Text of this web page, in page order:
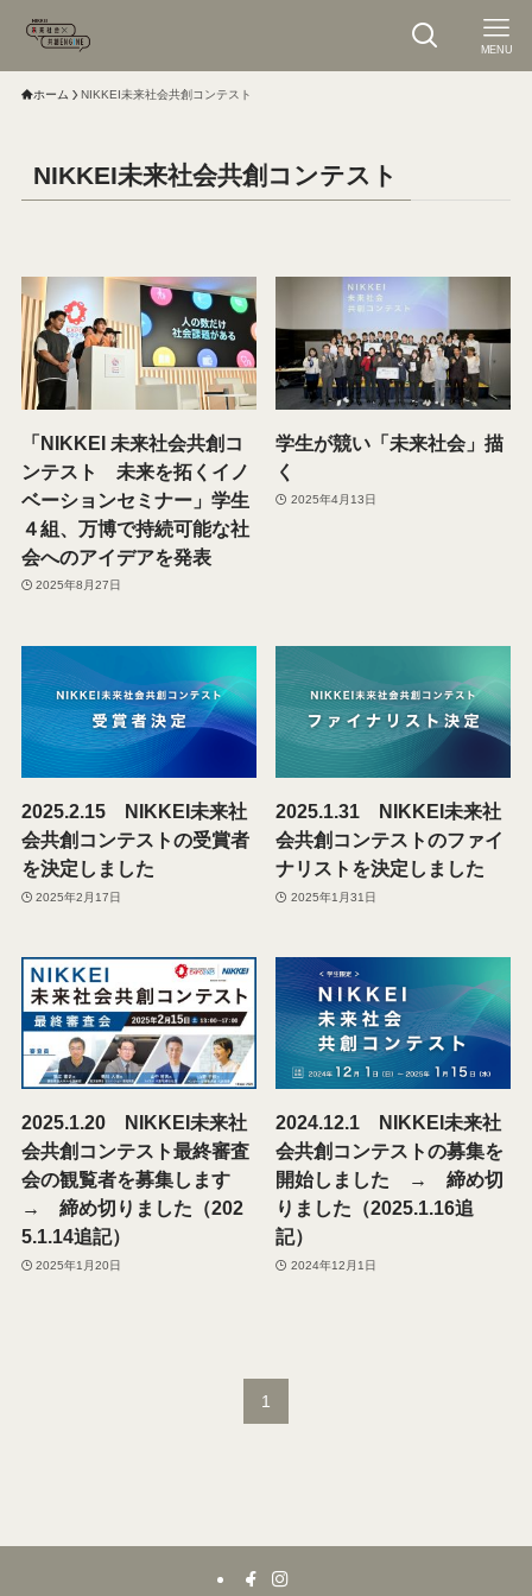
MENU
ホーム NIKKEI未来社会共創コンテスト
NIKKEI未来社会共創コンテスト
「NIKKEI 未来社会共創コ
ンテスト 未来を拓くイノ
ベーションセミナー」学生
４組、万博で持続可能な社
会へのアイデアを発表
2025年8月27日
学生が競い「未来社会」描
く
2025年4月13日
2025.2.15 NIKKEI未来社
会共創コンテストの受賞者
を決定しました
2025年2月17日
2025.1.31 NIKKEI未来社
会共創コンテストのファイ
ナリストを決定しました
2025年1月31日
2025.1.20 NIKKEI未来社
会共創コンテスト最終審査
会の観覧者を募集します
→ 締め切りました（202
5.1.14追記）
2025年1月20日
2024.12.1 NIKKEI未来社
会共創コンテストの募集を
開始しました → 締め切
りました（2025.1.16追
記）
2024年12月1日
1